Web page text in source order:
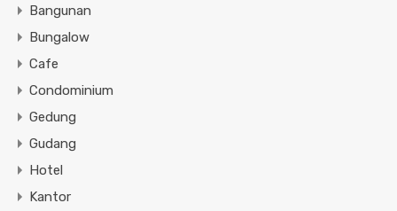
Bangunan
Bungalow
Cafe
Condominium
Gedung
Gudang
Hotel
Kantor